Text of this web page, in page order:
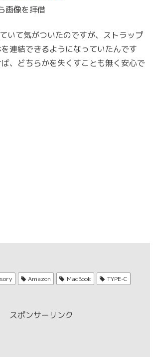
画像を拝借
いて気がついたのですが、ストラップ
連結できるようになっていたんです
、どちらかを失くすことも無く安心で
Amazon MacBook
TYPE-C
スポンサーリンク